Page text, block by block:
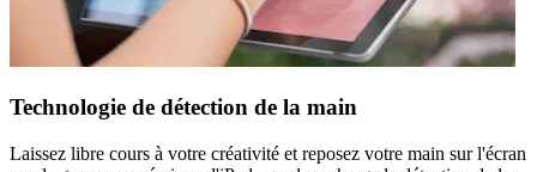
Technologie de détection de la main
Laissez libre cours à votre créativité et reposez votre main sur l'écran